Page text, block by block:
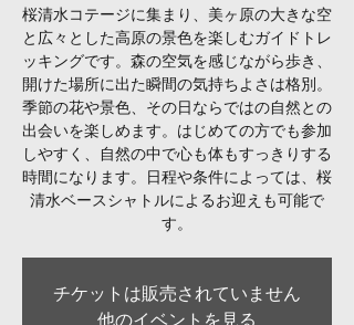
桜清水コテージに集まり、美ヶ原の大きな空
と広々とした高原の景色を楽しむガイドトレ
ッキングです。森の空気を感じながら歩き、
開けた場所に出た瞬間の気持ちよさは格別。
季節の花や景色、その日ならではの自然との
出会いを楽しめます。はじめての方でも参加
しやすく、自然の中で心も体もすっきりする
時間になります。日程や条件によっては、桜
清水ベースシャトルによるお迎えも可能で
す。
チケットは販売されていません
他のイベントを見る